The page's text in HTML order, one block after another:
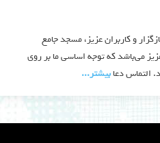
و کاربران عزیز، مسجد جامع
می‌باشد که توجه اساسی ما بر روی
التماس دعابیشتر‫...‬